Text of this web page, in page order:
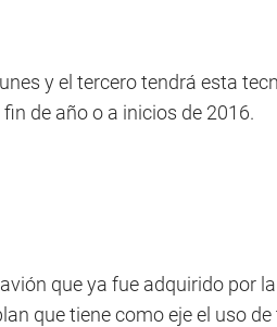
y el tercero tendrá esta
de año o a inicios de 2016.
que ya fue adquirido por
que tiene como eje el uso